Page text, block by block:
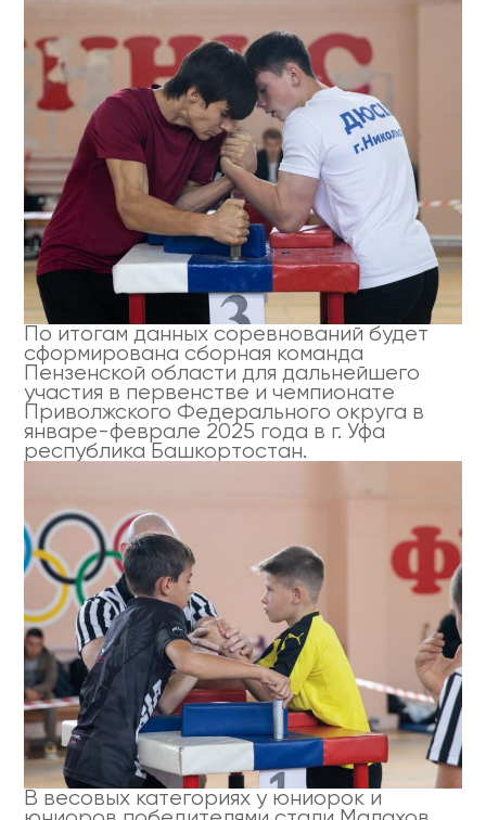
По итогам данных соревнований будет
сформирована сборная команда
Пензенской области для дальнейшего
участия в первенстве и чемпионате
Приволжского Федерального округа в
январе-феврале 2025 года в г. Уфа
республика Башкортостан.
В весовых категориях у юниорок и